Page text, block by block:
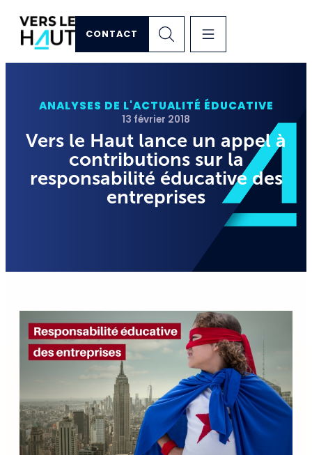
CONTACT
ANALYSES DE L'ACTUALITÉ ÉDUCATIVE
13 février 2018
Vers le Haut lance un appel à
contributions sur la
responsabilité éducative des
entreprises